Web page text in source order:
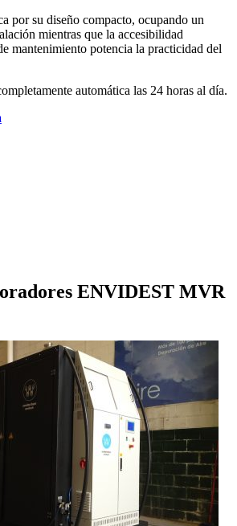
por su diseño compacto, ocupando un
mientras que la accesibilidad
mantenimiento potencia la practicidad del
automática las 24 horas al día.
ENVIDEST MVR